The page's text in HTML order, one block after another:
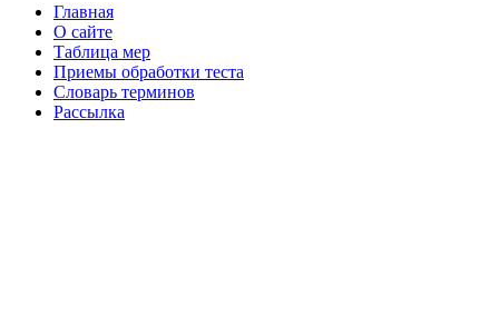
Главная
О сайте
Таблица мер
Приемы обработки теста
Словарь терминов
Рассылка